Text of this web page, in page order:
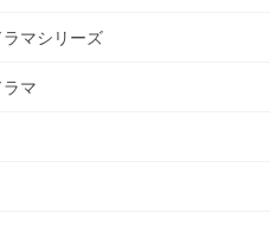
マシリーズ
ラマ